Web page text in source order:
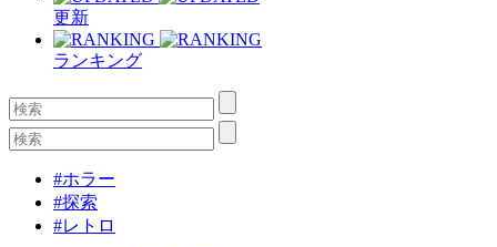
更新
ランキング
#ホラー
#探索
#レトロ